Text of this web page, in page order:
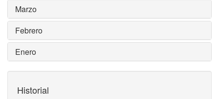
Marzo
Febrero
Enero
Historial